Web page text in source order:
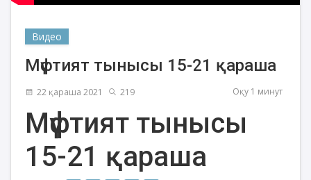
Видео
Мүфтият тынысы 15-21 қараша
22 қараша 2021 219 Оқу 1 минут
Мүфтият тынысы
15-21 қараша